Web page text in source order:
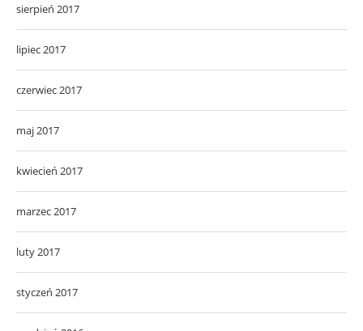
sierpień 2017
lipiec 2017
czerwiec 2017
maj 2017
kwiecień 2017
marzec 2017
luty 2017
styczeń 2017